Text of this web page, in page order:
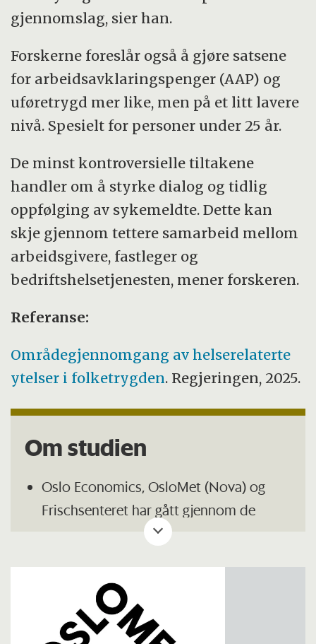
gjennomslag, sier han.
Forskerne foreslår også å gjøre satsene
for arbeidsavklaringspenger (AAP) og
uføretrygd mer like, men på et litt lavere
nivå. Spesielt for personer under 25 år.
De minst kontroversielle tiltakene
handler om å styrke dialog og tidlig
oppfølging av sykemeldte. Dette kan
skje gjennom tettere samarbeid mellom
arbeidsgivere, fastleger og
bedriftshelsetjenesten, mener forskeren.
Referanse:
Områdegjennomgang av helserelaterte
ytelser i folketrygden. Regjeringen, 2025.
Om studien
Oslo Economics, OsloMet (Nova) og
Frischsenteret har gått gjennom de
helserelaterte ytelsene i folketrygden:
uføretrygd.
Områdegjennomganger er et av
regjeringens verktøy for å utrede og